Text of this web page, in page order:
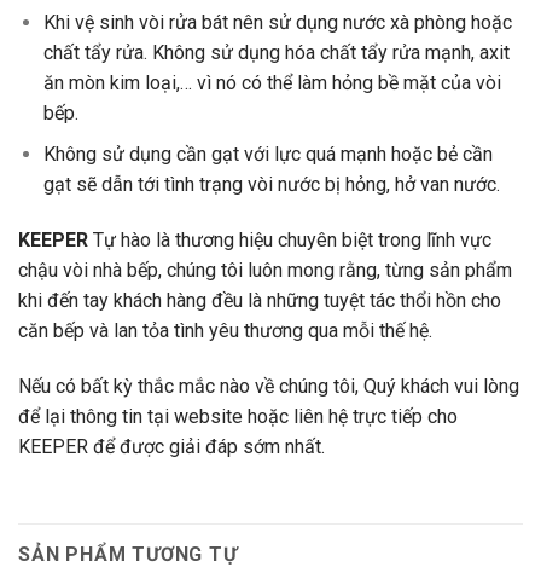
Khi vệ sinh vòi rửa bát nên sử dụng nước xà phòng hoặc
chất tẩy rửa. Không sử dụng hóa chất tẩy rửa mạnh, axit
ăn mòn kim loại,… vì nó có thể làm hỏng bề mặt của vòi
bếp.
Không sử dụng cần gạt với lực quá mạnh hoặc bẻ cần
gạt sẽ dẫn tới tình trạng vòi nước bị hỏng, hở van nước.
KEEPER Tự hào là thương hiệu chuyên biệt trong lĩnh vực
chậu vòi nhà bếp, chúng tôi luôn mong rằng, từng sản phẩm
khi đến tay khách hàng đều là những tuyệt tác thổi hồn cho
căn bếp và lan tỏa tình yêu thương qua mỗi thế hệ.
Nếu có bất kỳ thắc mắc nào về chúng tôi, Quý khách vui lòng
để lại thông tin tại website hoặc liên hệ trực tiếp cho
KEEPER để được giải đáp sớm nhất.
SẢN PHẨM TƯƠNG TỰ